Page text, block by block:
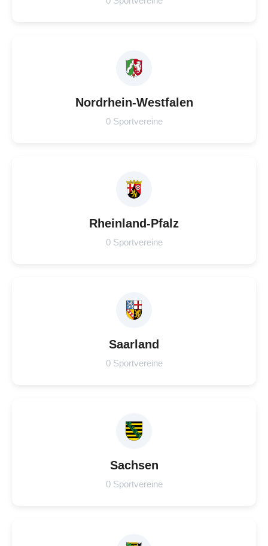
Nordrhein-Westfalen
0 Sportvereine
Rheinland-Pfalz
0 Sportvereine
Saarland
0 Sportvereine
Sachsen
0 Sportvereine